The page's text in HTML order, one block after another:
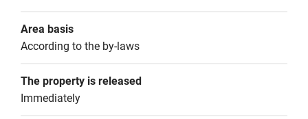
Area basis
According to the by-laws
The property is released
Immediately